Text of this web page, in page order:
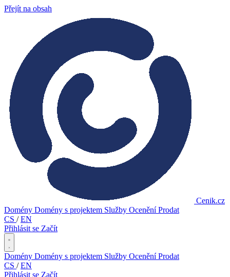
Přejít na obsah
Cenik.cz
Domény Domény s projektem Služby OceněníProdat
CS / EN
Přihlásit se Začít
Domény Domény s projektem Služby OceněníProdat
CS / EN
Přihlásit se Začít